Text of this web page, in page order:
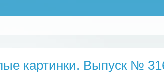
картинки. Выпуск №